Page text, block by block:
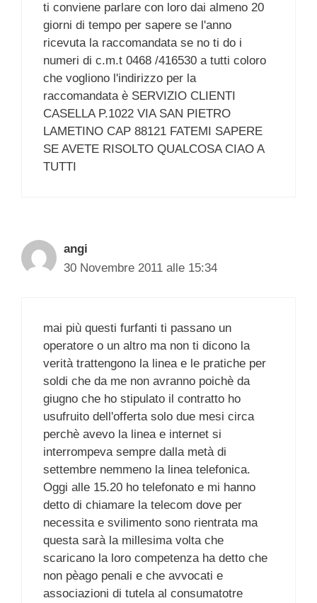
ti conviene parlare con loro dai almeno 20
giorni di tempo per sapere se l'anno
ricevuta la raccomandata se no ti do i
numeri di c.m.t 0468 /416530 a tutti coloro
che vogliono l'indirizzo per la
raccomandata è SERVIZIO CLIENTI
CASELLA P.1022 VIA SAN PIETRO
LAMETINO CAP 88121 FATEMI SAPERE
SE AVETE RISOLTO QUALCOSA CIAO A
TUTTI
angi
30 Novembre 2011 alle 15:34
mai più questi furfanti ti passano un
operatore o un altro ma non ti dicono la
verità trattengono la linea e le pratiche per
soldi che da me non avranno poichè da
giugno che ho stipulato il contratto ho
usufruito dell'offerta solo due mesi circa
perchè avevo la linea e internet si
interrompeva sempre dalla metà di
settembre nemmeno la linea telefonica.
Oggi alle 15.20 ho telefonato e mi hanno
detto di chiamare la telecom dove per
necessita e svilimento sono rientrata ma
questa sarà la millesima volta che
scaricano la loro competenza ha detto che
non pèago penali e che avvocati e
associazioni di tutela al consumatotre